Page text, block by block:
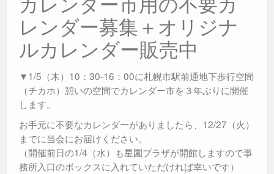
レンダー募集＋オリジナ
ルカレンダー販売中
▼1/5（木）10：30-16：00に札幌市駅前通地下歩行空間
（チカホ）憩いの空間でカレンダー市を３年ぶりに開催
します。
お手元に不要なカレンダーがありましたら、12/27（火）
までに当会にお届けください。
（開催前日の1/4（水）も星園プラザが開館しますので事
務所入口のボックスに入れていただければ幸いです）